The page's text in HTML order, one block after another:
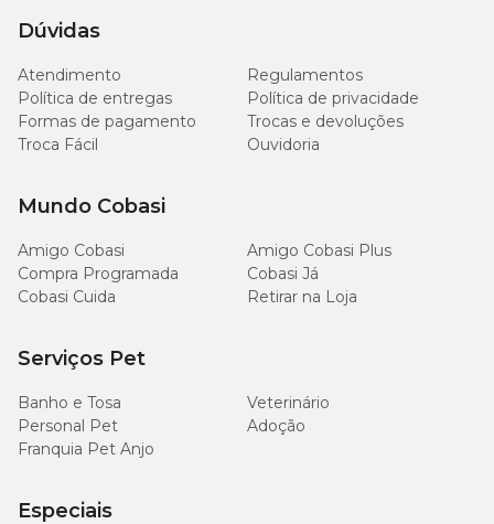
Dúvidas
Atendimento
Regulamentos
Política de entregas
Política de privacidade
Formas de pagamento
Trocas e devoluções
Troca Fácil
Ouvidoria
Mundo Cobasi
Amigo Cobasi
Amigo Cobasi Plus
Compra Programada
Cobasi Já
Cobasi Cuida
Retirar na Loja
Serviços Pet
Banho e Tosa
Veterinário
Personal Pet
Adoção
Franquia Pet Anjo
Especiais